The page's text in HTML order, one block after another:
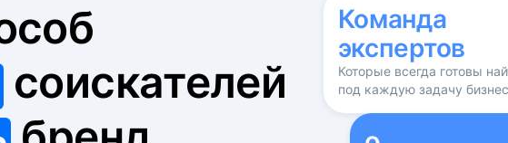
соискателей
Команда
экспертов
Которые всегда готовы
под каждую задачу